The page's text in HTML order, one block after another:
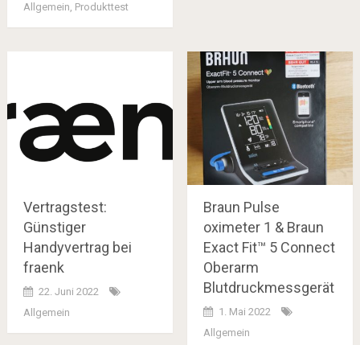
Allgemein, Produkttest
Vertragstest:
Günstiger
Handyvertrag bei
fraenk
22. Juni 2022
Allgemein
Braun Pulse
oximeter 1 & Braun
Exact Fit™ 5 Connect
Oberarm
Blutdruckmessgerät
1. Mai 2022
Allgemein